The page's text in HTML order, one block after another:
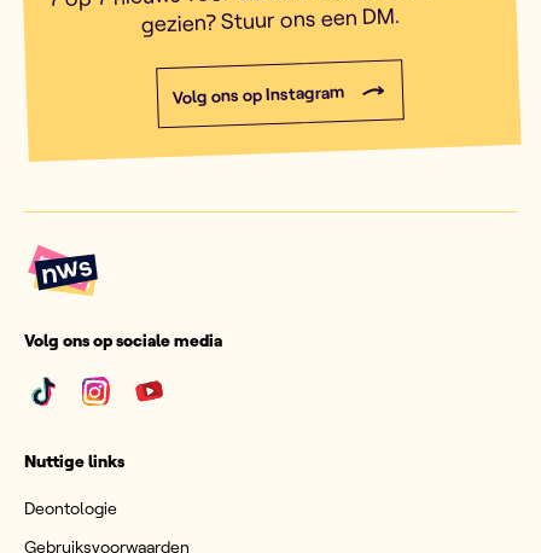
gezien? Stuur ons een DM.
Volg ons op Instagram
Volg ons op sociale media
Nuttige links
Deontologie
Gebruiksvoorwaarden